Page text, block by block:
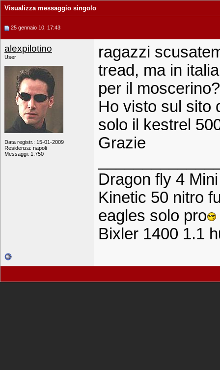
Visualizza messaggio singolo
25 gennaio 10, 17:43
alexpilotino
User
Data registr.: 15-01-2009
Residenza: napoli
Messaggi: 1.750
ragazzi
tread, ma in
per il
Ho visto sul sito
solo il kestrel
Grazie
Dragon fly 4
Kinetic 50 nitro
eagles solo pro
Bixler 1400 1.1